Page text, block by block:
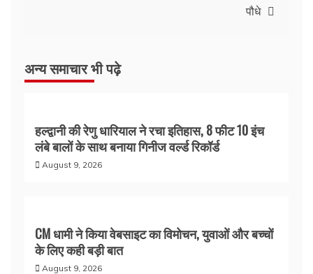
पौधे
अन्य समाचार भी पढ़े
हल्द्वानी की रेणु धारियाल ने रचा इतिहास, 8 फीट 10 इंच
लंबे बालों के साथ बनाया गिनीज वर्ल्ड रिकॉर्ड
August 9, 2026
CM धामी ने किया वेबसाइट का विमोचन, युवाओं और बच्चों
के लिए कही बड़ी बात
August 9, 2026